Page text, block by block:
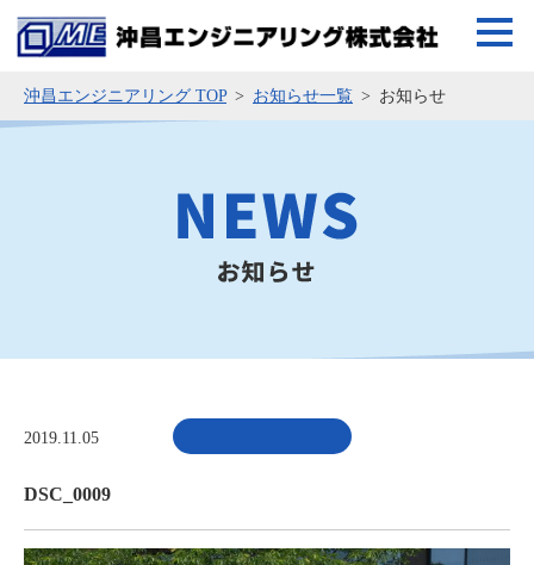
沖昌エンジニアリング TOP お知らせ一覧 お知らせ
2019.11.05
DSC_0009